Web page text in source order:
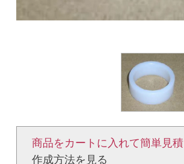
商品をカートに入れて簡単見積​
作成方法を見る​​